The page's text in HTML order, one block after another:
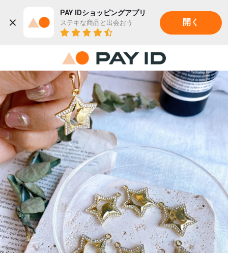
PAY IDショッピングアプリ
ステキな商品と出会おう 開く